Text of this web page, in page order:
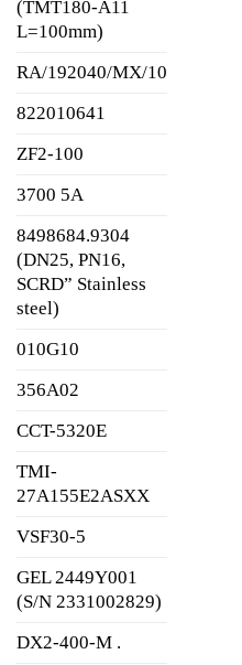
(TMT180-A11
L=100mm)
RA/192040/MX/10
822010641
ZF2-100
3700 5A
8498684.9304
(DN25, PN16,
SCRD” Stainless
steel)
010G10
356A02
CCT-5320E
TMI-
27A155E2ASXX
VSF30-5
GEL 2449Y001
(S/N 2331002829)
DX2-400-M .